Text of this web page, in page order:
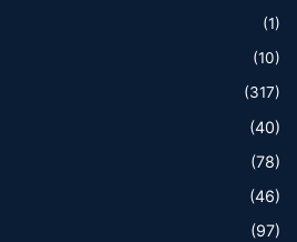
(1)
(10)
(317)
(40)
(78)
(46)
(97)